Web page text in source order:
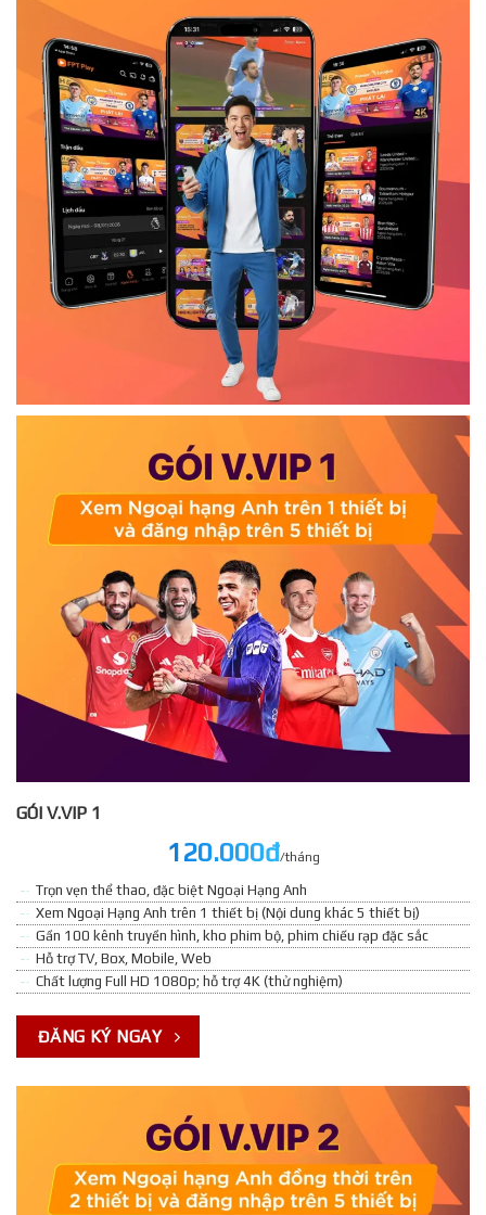
GÓI V.VIP 1
120.000đ/tháng
Trọn vẹn thể thao, đặc biệt Ngoại Hạng Anh
Xem Ngoại Hạng Anh trên 1 thiết bị (Nội dung khác 5 thiết bị)
Gần 100 kênh truyền hình, kho phim bộ, phim chiếu rạp đặc sắc
Hỗ trợ TV, Box, Mobile, Web
Chất lượng Full HD 1080p; hỗ trợ 4K (thử nghiệm)
ĐĂNG KÝ NGAY